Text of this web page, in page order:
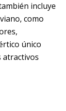
incluye
como
único
atractivos